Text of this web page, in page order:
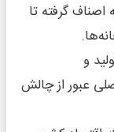
گرفته تا
و
عبور از چالش